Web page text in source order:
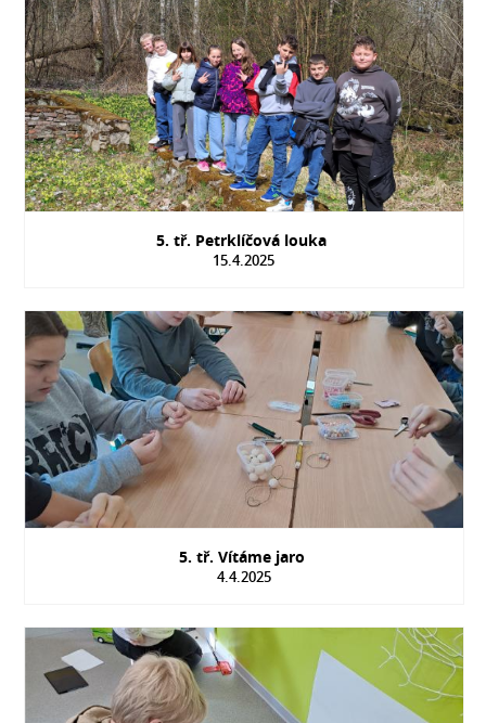
5. tř. Petrklíčová louka
15.4.2025
5. tř. Vítáme jaro
4.4.2025